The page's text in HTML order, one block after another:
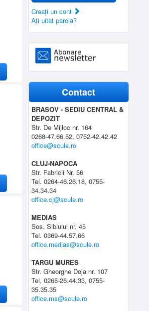
Creaţi un cont
Aţi uitat parola?
Contact
BRASOV - SEDIU CENTRAL &
DEPOZIT
Str. De Mijloc nr. 164
0268-47.66.52, 0752-42.42.42
office@scule.ro
CLUJ-NAPOCA
Str. Fabricii Nr. 56
Tel. 0264-46.26.18, 0755-
34.34.34
office.cj@scule.ro
MEDIAS
Sos. Sibiului nr. 45
Tel. 0369-44.57.66
office.medias@scule.ro
TARGU MURES
Str. Gheorghe Doja nr. 107
Tel. 0265-26.44.33, 0755-
35.35.35
office.ms@scule.ro